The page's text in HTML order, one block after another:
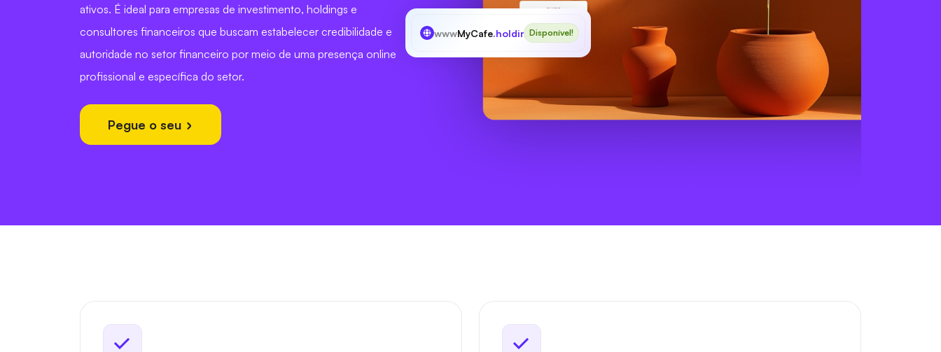
ativos. É ideal para empresas de investimento, holdings e
consultores financeiros que buscam estabelecer credibilidade e
autoridade no setor financeiro por meio de uma presença online
profissional e específica do setor.
Pegue o seu
wwwMyCafe.holdingsDisponível!